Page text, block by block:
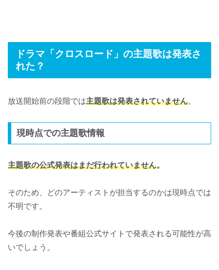
ドラマ「クロスロード」の主題歌は発表さ
れた？
放送開始前の段階では主題歌は発表されていません。
現時点での主題歌情報
主題歌の公式発表はまだ行われていません。
そのため、どのアーティストが担当するのかは現時点では
不明です。
今後の制作発表や番組公式サイトで発表される可能性が高
いでしょう。